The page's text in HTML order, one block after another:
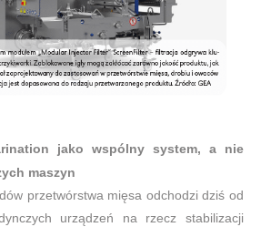
jako wspólny system, a nie
maszyn
przetwórstwa mięsa odchodzi dziś od
urządzeń na rzecz stabilizacji